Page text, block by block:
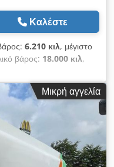
Καλέστε
6.210 κιλ, μέγιστο
βάρος: 18.000 κιλ,
ατσάλι, μέγεθος
, χιλιομετρική ένδειξη:
άξονες BPW,
σούστας, ABS
από κάτω,
περιστροφής, έξοδος
Μικρή αγγελία